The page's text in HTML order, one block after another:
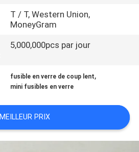
T / T, Western Union,
MoneyGram
5,000,000pcs par jour
fusible en verre de coup lent,
mini fusibles en verre
MEILLEUR PRIX